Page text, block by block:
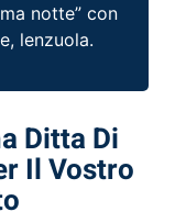
notte” con
lenzuola.
Ditta Di
Il Vostro